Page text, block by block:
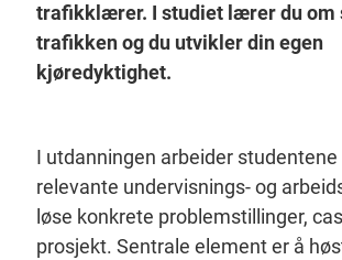
trafikklærer. I studiet lærer du om
trafikken og du utvikler din egen
kjøredyktighet.
I utdanningen arbeider studentene
relevante undervisnings- og
løse konkrete problemstillinger,
prosjekt. Sentrale element er å